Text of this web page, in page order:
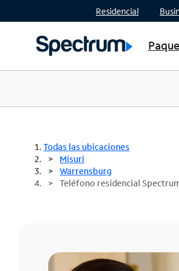
Residencial
Todas las ubicaciones
Misuri
Warrensburg
Teléfono residencial